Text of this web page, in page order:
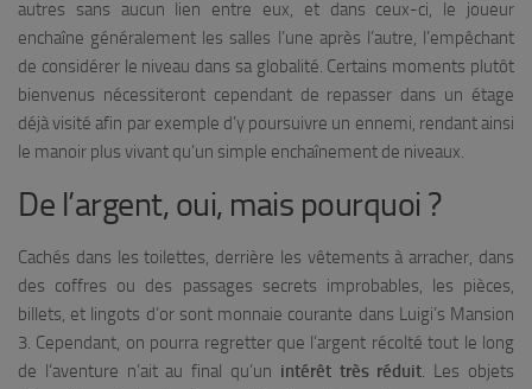
autres sans aucun lien entre eux, et dans ceux-ci, le joueur
enchaîne généralement les salles l’une après l’autre, l’empêchant
de considérer le niveau dans sa globalité. Certains moments plutôt
bienvenus nécessiteront cependant de repasser dans un étage
déjà visité afin par exemple d’y poursuivre un ennemi, rendant ainsi
le manoir plus vivant qu’un simple enchaînement de niveaux.
De l’argent, oui, mais pourquoi ?
Cachés dans les toilettes, derrière les vêtements à arracher, dans
des coffres ou des passages secrets improbables, les pièces,
billets, et lingots d’or sont monnaie courante dans Luigi’s Mansion
3. Cependant, on pourra regretter que l’argent récolté tout le long
de l’aventure n’ait au final qu’un intérêt très réduit. Les objets